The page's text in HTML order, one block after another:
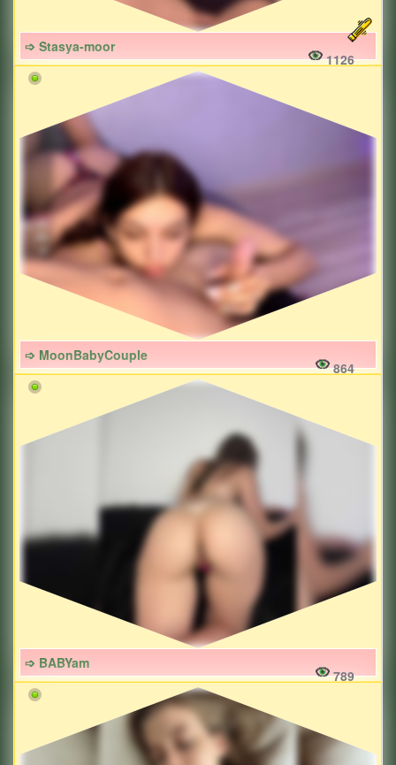
➩ Stasya-moor
1126
➩ MoonBabyCouple
864
➩ BABYam
789